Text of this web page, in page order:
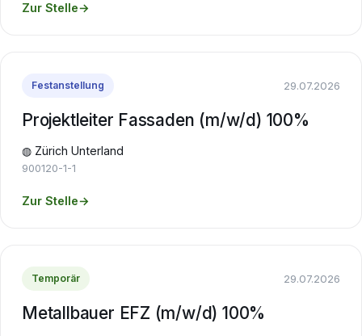
Zur Stelle→
Festanstellung 29.07.2026
Projektleiter Fassaden (m/w/d) 100%
◍ Zürich Unterland
900120-1-1
Zur Stelle→
Temporär 29.07.2026
Metallbauer EFZ (m/w/d) 100%